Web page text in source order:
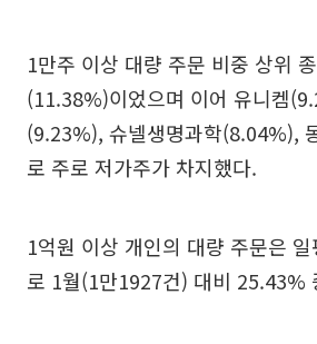
1만주 이상 대량 주문 비중 상위
(11.38%)이었으며 이어 유니켐
(9.23%), 슈넬생명과학(8.04%),
로 주로 저가주가 차지했다.
1억원 이상 개인의 대량 주문은
로 1월(1만1927건) 대비 25.43%